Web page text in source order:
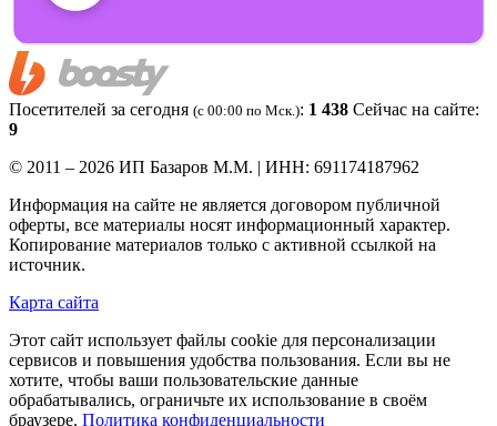
Посетителей за сегодня (c 00:00 по Мск.): 1 438 Сейчас на сайте:
9
© 2011 – 2026 ИП Базаров М.М. | ИНН: 691174187962
Информация на сайте не является договором публичной
оферты, все материалы носят информационный характер.
Копирование материалов только с активной ссылкой на
источник.
Карта сайта
Этот сайт использует файлы cookie для персонализации
сервисов и повышения удобства пользования. Если вы не
хотите, чтобы ваши пользовательские данные
обрабатывались, ограничьте их использование в своём
браузере. Политика конфиденциальности